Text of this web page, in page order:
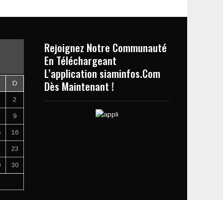
D
2
9
16
23
30
Rejoignez Notre Communauté
En Téléchargeant
L’application siaminfos.Com
Dès Maintenant !